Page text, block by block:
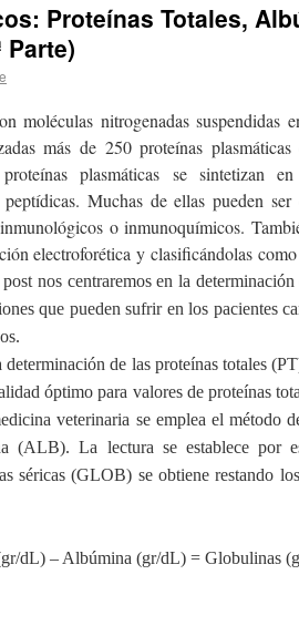
Proteínas Totales,
Parte)
moléculas nitrogenadas suspendidas
más de 250 proteínas
plasmáticas se sintetizan
Muchas de ellas pueden
o inmunoquímicos.
electroforética y clasificándolas
nos centraremos en la determinación
que pueden sufrir en los pacientes
de las proteínas totales
óptimo para valores de proteínas
veterinaria se emplea el método
(ALB). La lectura se establece por
séricas (GLOB) se obtiene restando
dL) – Albúmina (gr/dL) = Globulinas